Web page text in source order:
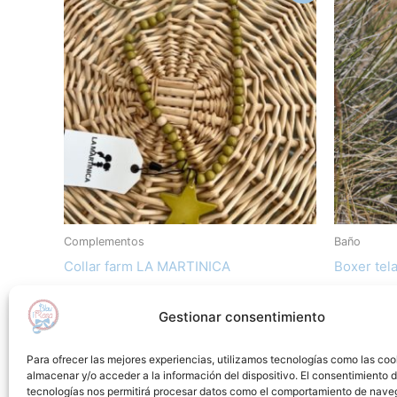
Gestionar consentimiento
Para ofrecer las mejores experiencias, utilizamos tecnologías como las
almacenar y/o acceder a la información del dispositivo. El consentimiento
tecnologías nos permitirá procesar datos como el comportamiento de
Complementos
Collar farm LA MARTINICA
original
era:
15,50€.
actual
es:
10,00€.
Añadir a lista de deseos
Baño
Boxer